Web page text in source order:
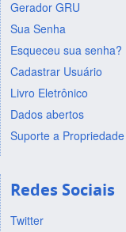
Gerador GRU
Sua Senha
Esqueceu sua senha?
Cadastrar Usuário
Livro Eletrônico
Dados abertos
Suporte a
Redes Sociais
Twitter